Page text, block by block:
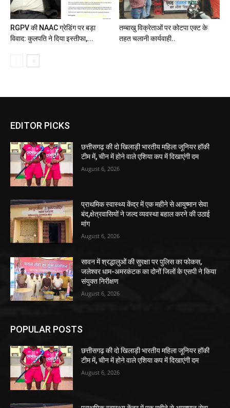
RGPV की NAAC ग्रेडिंग पर बड़ा
विवाद: कुलपति ने दिया इस्तीफा,...
तम्बाखु विक्रेताओं पर कोटपा एक्ट के
तहत चलानी कार्यवाही..
EDITOR PICKS
छत्तीसगढ़ की दो खिलाड़ी भारतीय महिला जूनियर हॉकी
टीम में, चीन में होने वाले एशिया कप में दिखाएंगी दम
August 6, 2026
प्राथमिक स्वास्थ्य केंद्र में एक महीने से आयुष्मान सेवा
बंद,क्षेत्रवासियों ने जल्द व्यवस्था बहाल करने की उठाई
मांग
August 6, 2026
सावन में श्रद्धालुओं की सुरक्षा पर पुलिस का फोकस,
जलेश्वर धाम-अमरकंटक का दोनों जिलों के एसपी ने किया
संयुक्त निरीक्षण
August 6, 2026
POPULAR POSTS
छत्तीसगढ़ की दो खिलाड़ी भारतीय महिला जूनियर हॉकी
टीम में, चीन में होने वाले एशिया कप में दिखाएंगी दम
August 6, 2026